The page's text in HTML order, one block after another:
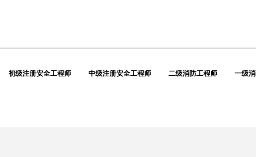
初级注册安全工程师 中级注册安全工程师 二级消防工程师 一级